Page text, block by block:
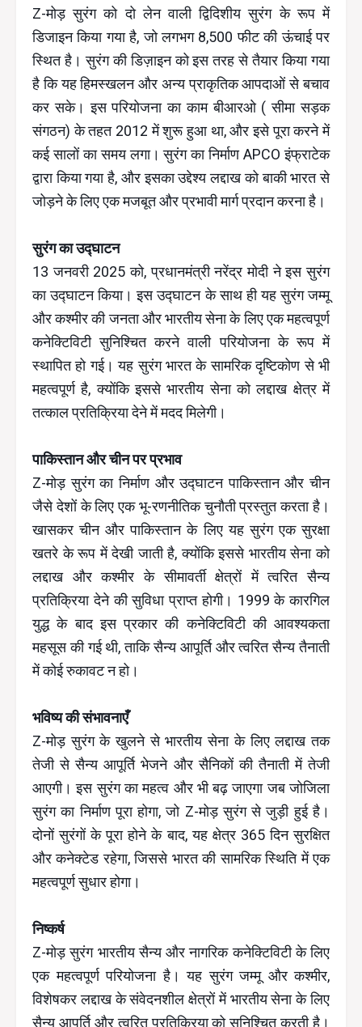
Z-मोड़ सुरंग को दो लेन वाली द्विदिशीय सुरंग के रूप में
डिजाइन किया गया है, जो लगभग 8,500 फीट की ऊंचाई पर
स्थित है। सुरंग की डिज़ाइन को इस तरह से तैयार किया गया
है कि यह हिमस्खलन और अन्य प्राकृतिक आपदाओं से बचाव
कर सके। इस परियोजना का काम बीआरओ ( सीमा सड़क
संगठन) के तहत 2012 में शुरू हुआ था, और इसे पूरा करने में
कई सालों का समय लगा। सुरंग का निर्माण APCO इंफ्राटेक
द्वारा किया गया है, और इसका उद्देश्य लद्दाख को बाकी भारत से
जोड़ने के लिए एक मजबूत और प्रभावी मार्ग प्रदान करना है।
सुरंग का उद्घाटन
13 जनवरी 2025 को, प्रधानमंत्री नरेंद्र मोदी ने इस सुरंग
का उद्घाटन किया। इस उद्घाटन के साथ ही यह सुरंग जम्मू
और कश्मीर की जनता और भारतीय सेना के लिए एक महत्वपूर्ण
कनेक्टिविटी सुनिश्चित करने वाली परियोजना के रूप में
स्थापित हो गई। यह सुरंग भारत के सामरिक दृष्टिकोण से भी
महत्वपूर्ण है, क्योंकि इससे भारतीय सेना को लद्दाख क्षेत्र में
तत्काल प्रतिक्रिया देने में मदद मिलेगी।
पाकिस्तान और चीन पर प्रभाव
Z-मोड़ सुरंग का निर्माण और उद्घाटन पाकिस्तान और चीन
जैसे देशों के लिए एक भू-रणनीतिक चुनौती प्रस्तुत करता है।
खासकर चीन और पाकिस्तान के लिए यह सुरंग एक सुरक्षा
खतरे के रूप में देखी जाती है, क्योंकि इससे भारतीय सेना को
लद्दाख और कश्मीर के सीमावर्ती क्षेत्रों में त्वरित सैन्य
प्रतिक्रिया देने की सुविधा प्राप्त होगी। 1999 के कारगिल
युद्ध के बाद इस प्रकार की कनेक्टिविटी की आवश्यकता
महसूस की गई थी, ताकि सैन्य आपूर्ति और त्वरित सैन्य तैनाती
में कोई रुकावट न हो।
भविष्य की संभावनाएँ
Z-मोड़ सुरंग के खुलने से भारतीय सेना के लिए लद्दाख तक
तेजी से सैन्य आपूर्ति भेजने और सैनिकों की तैनाती में तेजी
आएगी। इस सुरंग का महत्व और भी बढ़ जाएगा जब जोजिला
सुरंग का निर्माण पूरा होगा, जो Z-मोड़ सुरंग से जुड़ी हुई है।
दोनों सुरंगों के पूरा होने के बाद, यह क्षेत्र 365 दिन सुरक्षित
और कनेक्टेड रहेगा, जिससे भारत की सामरिक स्थिति में एक
महत्वपूर्ण सुधार होगा।
निष्कर्ष
Z-मोड़ सुरंग भारतीय सैन्य और नागरिक कनेक्टिविटी के लिए
एक महत्वपूर्ण परियोजना है। यह सुरंग जम्मू और कश्मीर,
विशेषकर लद्दाख के संवेदनशील क्षेत्रों में भारतीय सेना के लिए
सैन्य आपूर्ति और त्वरित प्रतिक्रिया को सुनिश्चित करती है।